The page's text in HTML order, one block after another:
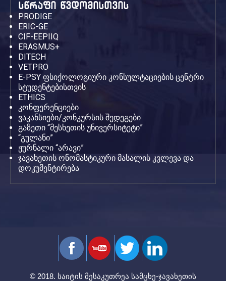
სწრაფი წვდომისთვის
PRODIGE
ERIC-GE
CIF-EEPIIQ
ERASMUS+
DITECH
VETPRO
E-PSY ფსიქოლოგიური კონსულტაციების ცენტრი
სტუდენტებისთვის
ETHICS
კონფერენციები
ვაკანსიები/კონკურსის შედეგები
გაზეთი “მესხეთის უნივერსიტეტი”
“გულანი”
ჟურნალი “არავი”
ჯავახეთის ონომასტიკური მასალის კვლევა და
დოკუმენტირება
© 2018. საიტის მესაკუთრეა სამცხე-ჯავახეთის